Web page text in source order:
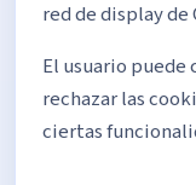
red de display de
El usuario puede
rechazar las
ciertas